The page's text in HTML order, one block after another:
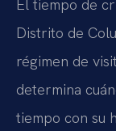
El tiempo de
Distrito de
régimen de
determina
tiempo con su